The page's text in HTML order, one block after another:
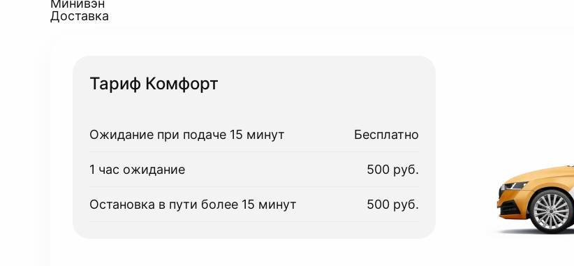
Минивэн
Доставка
Тариф Комфорт
Ожидание при подаче 15 минут Бесплатно
1 час ожидание 500 руб.
Остановка в пути более 15 минут 500 руб.